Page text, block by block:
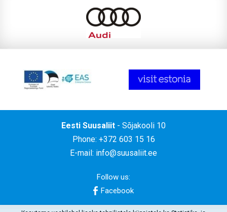
Eesti Suusaliit - Sõjakooli 10
Phone: +372 603 15 16
E-mail: info@suusaliit.ee
Follow us:
Facebook